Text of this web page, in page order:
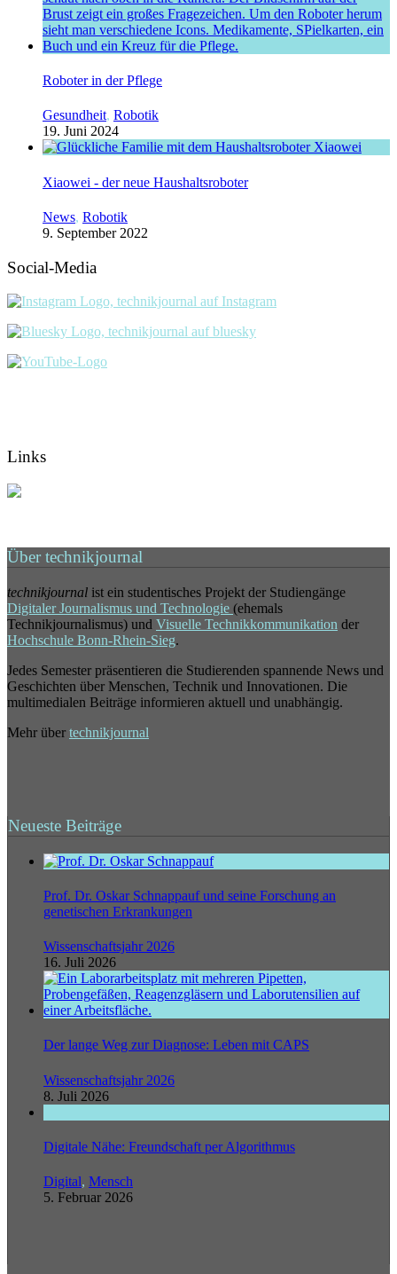
Roboter in der Pflege
Gesundheit, Robotik
19. Juni 2024
Xiaowei - der neue Haushaltsroboter
News, Robotik
9. September 2022
Social-Media
Links
Über technikjournal
technikjournal ist ein studentisches Projekt der Studiengänge
Digitaler Journalismus und Technologie (ehemals
Technikjournalismus) und Visuelle Technikkommunikation der
Hochschule Bonn-Rhein-Sieg.
Jedes Semester präsentieren die Studierenden spannende News und
Geschichten über Menschen, Technik und Innovationen. Die
multimedialen Beiträge informieren aktuell und unabhängig.
Mehr über technikjournal
Neueste Beiträge
Prof. Dr. Oskar Schnappauf und seine Forschung an
genetischen Erkrankungen
Wissenschaftsjahr 2026
16. Juli 2026
Der lange Weg zur Diagnose: Leben mit CAPS
Wissenschaftsjahr 2026
8. Juli 2026
Digitale Nähe: Freundschaft per Algorithmus
Digital, Mensch
5. Februar 2026